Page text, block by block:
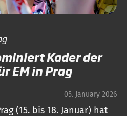
Kader der
EM in Prag
05. January 2026
(15. bis 18. Januar) hat